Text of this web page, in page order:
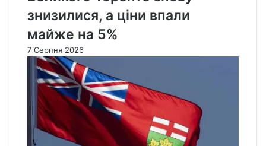
знизилися, а ціни впали
майже на 5%
7 Серпня 2026